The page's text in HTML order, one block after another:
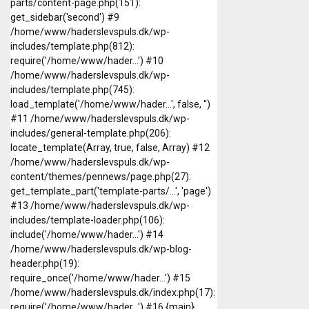
parts/content-page.php(151):
get_sidebar('second') #9
/home/www/haderslevspuls.dk/wp-
includes/template.php(812):
require('/home/www/hader...') #10
/home/www/haderslevspuls.dk/wp-
includes/template.php(745):
load_template('/home/www/hader...', false, '')
#11 /home/www/haderslevspuls.dk/wp-
includes/general-template.php(206):
locate_template(Array, true, false, Array) #12
/home/www/haderslevspuls.dk/wp-
content/themes/pennews/page.php(27):
get_template_part('template-parts/...', 'page')
#13 /home/www/haderslevspuls.dk/wp-
includes/template-loader.php(106):
include('/home/www/hader...') #14
/home/www/haderslevspuls.dk/wp-blog-
header.php(19):
require_once('/home/www/hader...') #15
/home/www/haderslevspuls.dk/index.php(17):